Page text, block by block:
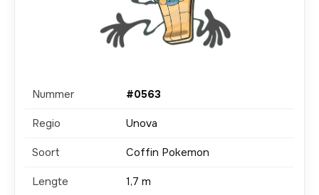
Nummer #0563
Regio Unova
Soort Coffin Pokemon
Lengte 1,7 m